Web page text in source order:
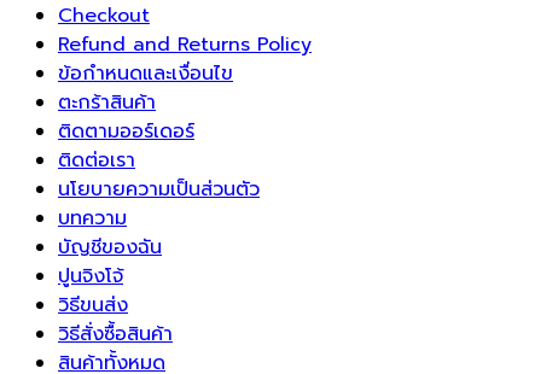
Checkout
Refund and Returns Policy
ข้อกำหนดและเงื่อนไข
ตะกร้าสินค้า
ติดตามออร์เดอร์
ติดต่อเรา
นโยบายความเป็นส่วนตัว
บทความ
บัญชีของฉัน
ปูนจิงโจ้
วิธีขนส่ง
วิธีสั่งซื้อสินค้า
สินค้าทั้งหมด